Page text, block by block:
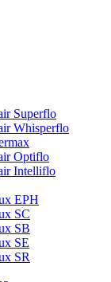
Superflo
Whisperflo
Optiflo
Intelliflo
EPH
SC
SB
SE
SR